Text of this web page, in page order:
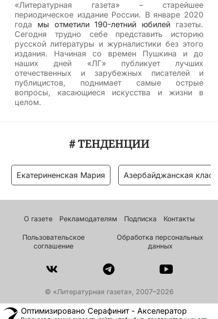
«Литературная газета» – старейшее
периодическое издание России. В январе 2020
года мы отметили 190-летний юбилей газеты.
Сегодня трудно себе представить историю
русской литературы и журналистики без этого
издания. Начиная со времен Пушкина и до
наших дней «ЛГ» публикует лучших
отечественных и зарубежных писателей и
публицистов, поднимает самые острые
вопросы, касающиеся искусства и жизни в
целом.
# ТЕНДЕНЦИИ
Екатериненская Мария Азербайджанская
О газете Рекламодателям Подписка Контакты
Пользовательское
соглашение
Обработка персональных
данных
© «Литературная газета», 2007–2026
Оптимизировано Серафинит - Акселератор